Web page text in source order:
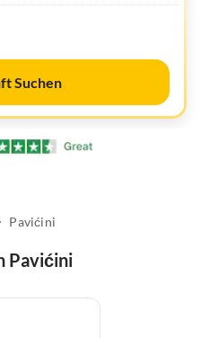
Suchen
Pavićini
Pavićini